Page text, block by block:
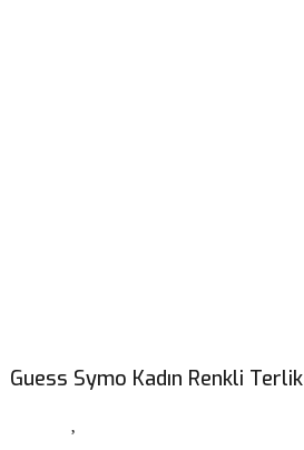
Guess Symo Kadın Renkli Terlik